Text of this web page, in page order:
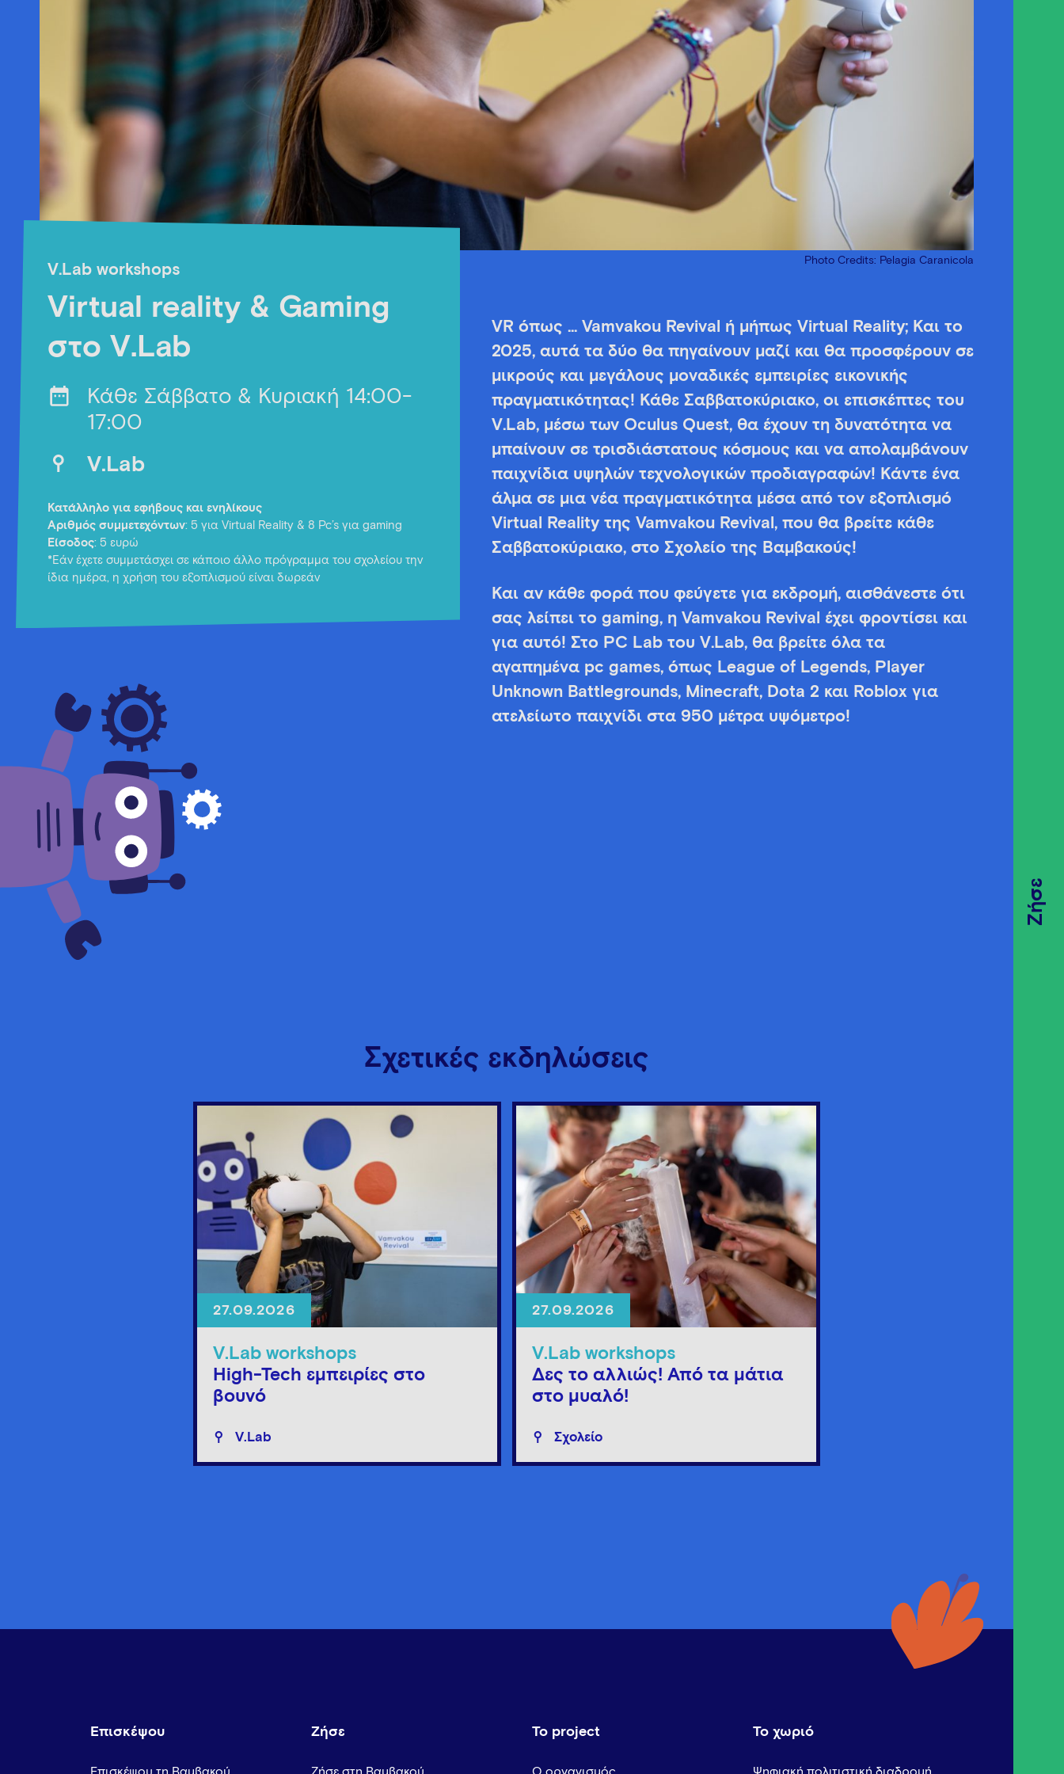
Ζήσε
Photo Credits: Pelagia Caranicola
V.Lab workshops
Virtual reality & Gaming
στο V.Lab
Κάθε Σάββατο & Κυριακή 14:00-
17:00
V.Lab
Κατάλληλο για εφήβους και ενηλίκους
Αριθμός συμμετεχόντων: 5 για Virtual Reality & 8 Pc’s για gaming
Είσοδος: 5 ευρώ
*Εάν έχετε συμμετάσχει σε κάποιο άλλο πρόγραμμα του σχολείου την
ίδια ημέρα, η χρήση του εξοπλισμού είναι δωρεάν
VR όπως … Vamvakou Revival ή μήπως Virtual Reality; Και το
2025, αυτά τα δύο θα πηγαίνουν μαζί και θα προσφέρουν σε
μικρούς και μεγάλους μοναδικές εμπειρίες εικονικής
πραγματικότητας! Κάθε Σαββατοκύριακο, οι επισκέπτες του
V.Lab, μέσω των Oculus Quest, θα έχουν τη δυνατότητα να
μπαίνουν σε τρισδιάστατους κόσμους και να απολαμβάνουν
παιχνίδια υψηλών τεχνολογικών προδιαγραφών! Κάντε ένα
άλμα σε μια νέα πραγματικότητα μέσα από τον εξοπλισμό
Virtual Reality της Vamvakou Revival, που θα βρείτε κάθε
Σαββατοκύριακο, στο Σχολείο της Βαμβακούς!
Και αν κάθε φορά που φεύγετε για εκδρομή, αισθάνεστε ότι
σας λείπει το gaming, η Vamvakou Revival έχει φροντίσει και
για αυτό! Στο PC Lab του V.Lab, θα βρείτε όλα τα
αγαπημένα pc games, όπως League of Legends, Player
Unknown Battlegrounds, Minecraft, Dota 2 και Roblox για
ατελείωτο παιχνίδι στα 950 μέτρα υψόμετρο!
Σχετικές εκδηλώσεις
27.09.2026
V.Lab workshops
High-Tech εμπειρίες στο
βουνό
V.Lab
27.09.2026
V.Lab workshops
Δες το αλλιώς! Από τα μάτια
στο μυαλό!
Σχολείο
Επισκέψου Ζήσε Το project Το χωριό